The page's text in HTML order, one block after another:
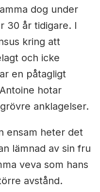
dog under
30 år tidigare. I
kring att
och icke
en påtagligt
hotar
anklagelser.
ensam heter det
lämnad av sin fru
veva som hans
avstånd.